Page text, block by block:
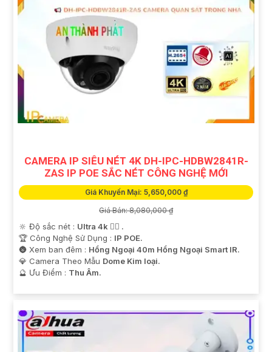
CAMERA IP SIÊU NÉT 4K DH-IPC-HDBW2841R-
ZAS IP POE SẮC NÉT CÔNG NGHỆ MỚI
Giá Khuyến Mại: 5,650,000 ₫
Giá Bán: 8,080,000 ₫
🔆 Độ sắc nét : Ultra 4k 👍🏾 .
🏆 Công Nghệ Sử Dụng : IP POE.
🌚 Xem ban đêm : Hồng Ngoại 40m Hồng Ngoại Smart IR.
💎 Camera Theo Mẫu Dome Kim loại.
️🔮 Ưu Điểm : Thu Âm.